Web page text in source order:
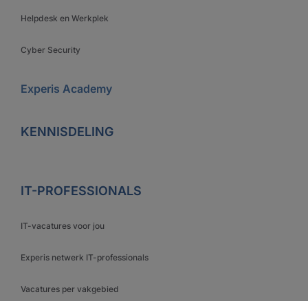
Helpdesk en Werkplek
Cyber Security
Experis Academy
KENNISDELING
IT-PROFESSIONALS
IT-vacatures voor jou
Experis netwerk IT-professionals
Vacatures per vakgebied